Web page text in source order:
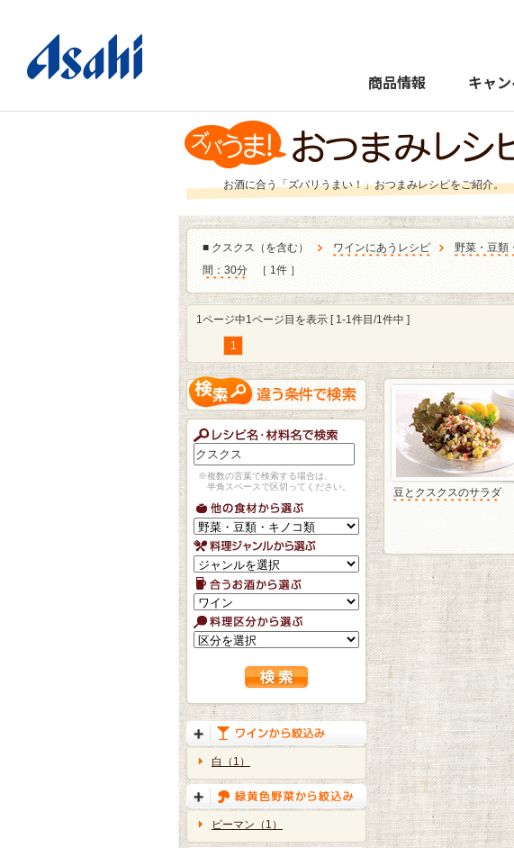
商品情報 キャ
お酒に合う「ズバリうまい！」おつまみレシピをご紹介。
■ クスクス（を含む） ワインにあうレシピ 野菜・豆類
間：30分
［ 1件 ］
1ページ中1ページ目を表示 [ 1-1件目/1件中 ]
1
※複数の言葉で検索する場合は、
半角スペースで区切ってください。
白（1）
ピーマン（1）
豆とクスクスのサラダ